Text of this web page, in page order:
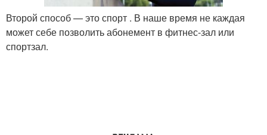
Второй способ — это спорт . В наше время не каждая
может себе позволить абонемент в фитнес-зал или
спортзал.